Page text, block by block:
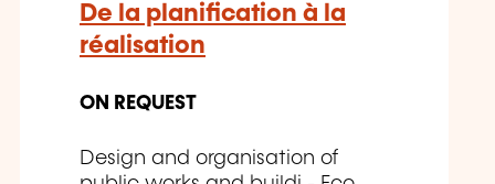
De la planification à la
réalisation
ON REQUEST
Design and organisation of